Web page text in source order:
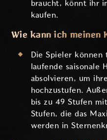
braucht, könnt ihr
kaufen.
Wie kann ich meinen
Die Spieler
laufende saisonale
absolvieren, um
hochzustufen.
bis zu 49 Stufen
Stufen, die das
werden in